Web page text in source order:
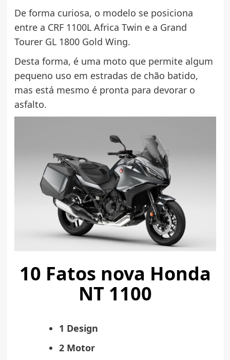
De forma curiosa, o modelo se posiciona
entre a CRF 1100L Africa Twin e a Grand
Tourer GL 1800 Gold Wing.
Desta forma, é uma moto que permite algum
pequeno uso em estradas de chão batido,
mas está mesmo é pronta para devorar o
asfalto.
10 Fatos nova Honda
NT 1100
1 Design
2 Motor